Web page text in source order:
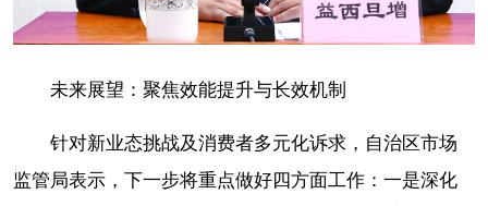
未来展望：聚焦效能提升与长效机制
针对新业态挑战及消费者多元化诉求，自治区市场
监管局表示，下一步将重点做好四方面工作：一是深化